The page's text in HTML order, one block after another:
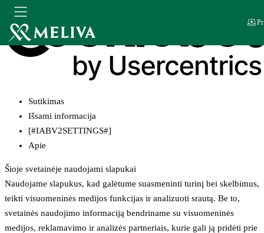
Sutikimas
Išsami informacija
[#IABV2SETTINGS#]
Apie
Šioje svetainėje naudojami slapukai
Naudojame slapukus, kad galėtume suasmeninti turinį bei skelbimus,
teikti visuomeninės medijos funkcijas ir analizuoti srautą. Be to,
svetainės naudojimo informaciją bendriname su visuomeninės
medijos, reklamavimo ir analizės partneriais, kurie gali ją pridėti prie